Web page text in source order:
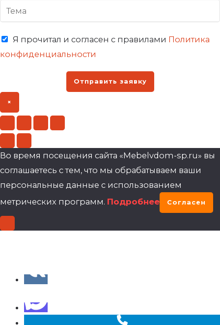
Я прочитал и согласен с правилами Политика
конфиденциальности
Отправить заявку
×
Во время посещения сайта «Mebelvdom-sp.ru» вы
соглашаетесь с тем, что мы обрабатываем ваши
персональные данные с использованием
метрических программ. Подробнее Согласен